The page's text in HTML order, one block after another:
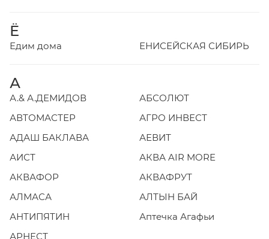
Ё
Едим дома ЕНИСЕЙСКАЯ СИБИРЬ
А
А.& А.ДЕМИДОВ
АБСОЛЮТ
АВТОМАСТЕР
АГРО ИНВЕСТ
АДАШ БАКЛАВА
АЕВИТ
АИСТ
АКВА AIR MORE
АКВАФОР
АКВАФРУТ
АЛМАСА
АЛТЫН БАЙ
АНТИПЯТИН
Аптечка Агафьи
АРНЕСТ